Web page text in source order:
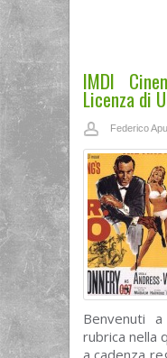
IMDI
Licenza di
Federico
Benvenuti
rubrica nella
a cadenza